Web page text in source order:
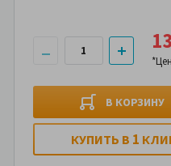
В КОРЗИНУ
КУПИТЬ В 1